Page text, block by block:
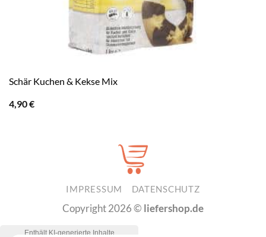
Schär Kuchen & Kekse Mix
4,90€
IMPRESSUM DATENSCHUTZ
Copyright 2026 © liefershop.de